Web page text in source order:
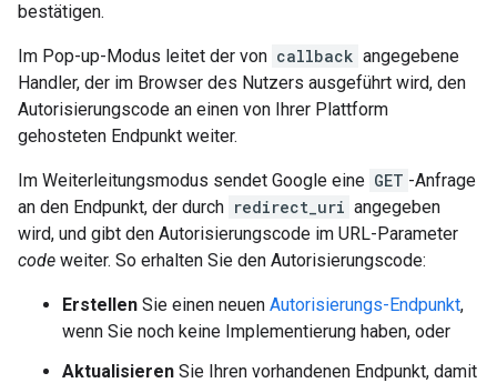
bestätigen.
Im Pop-up-Modus leitet der von callback angegebene
Handler, der im Browser des Nutzers ausgeführt wird, den
Autorisierungscode an einen von Ihrer Plattform
gehosteten Endpunkt weiter.
Im Weiterleitungsmodus sendet Google eine GET -Anfrage
an den Endpunkt, der durch redirect_uri angegeben
wird, und gibt den Autorisierungscode im URL-Parameter
code weiter. So erhalten Sie den Autorisierungscode:
Erstellen Sie einen neuen Autorisierungs-Endpunkt,
wenn Sie noch keine Implementierung haben, oder
Aktualisieren Sie Ihren vorhandenen Endpunkt, damit